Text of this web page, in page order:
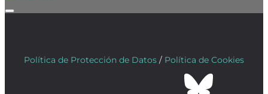
Política de Protección de Datos / Política de Cookies